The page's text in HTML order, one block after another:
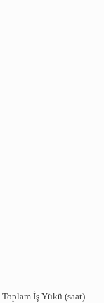
Toplam İş Yükü (saat)